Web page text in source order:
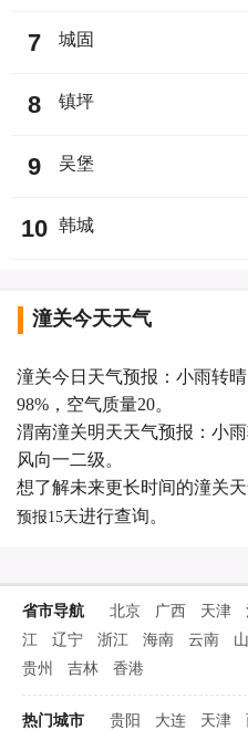
7 城固
8 镇坪
9 吴堡
10 韩城
潼关今天天气
潼关今日天气预报：小雨转
98%，空气质量20。
渭南潼关明天天气预报：小
风向一二级。
想了解未来更长时间的潼关
预报15天进行查询。
省市导航 北京 广西 天津
江
辽宁 浙江 海南 云南
贵州
吉林 香港
热门城市 贵阳 大连 天津